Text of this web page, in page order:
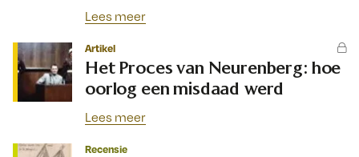
Lees meer
Artikel
Het Proces van Neurenberg: hoe
oorlog een misdaad werd
Lees meer
Recensie